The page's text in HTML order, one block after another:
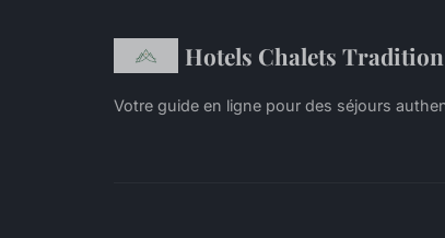
Hotels Chalets Tradition
Votre guide en ligne pour des séjours